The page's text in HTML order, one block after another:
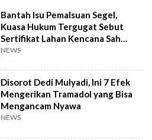
Bantah Isu Pemalsuan Segel,
Kuasa Hukum Tergugat Sebut
Sertifikat Lahan Kencana Sah
Lewat PTSL
NEWS
Disorot Dedi Mulyadi, Ini 7 Efek
Mengerikan Tramadol yang Bisa
Mengancam Nyawa
NEWS